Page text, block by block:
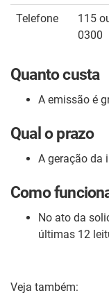
Telefone
115
0300
Quanto custa
A emissão é
Qual o prazo
A geração da
Como
No ato da
últimas 12
Veja também: